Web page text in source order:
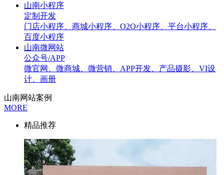
山南小程序
定制开发
门店小程序、商城小程序、O2O小程序、平台小程序、
百度小程序
山南微网站
公众号/APP
微官网、微商城、微营销、APP开发、产品摄影、VI设
计、画册
山南网站案例
MORE
精品推荐